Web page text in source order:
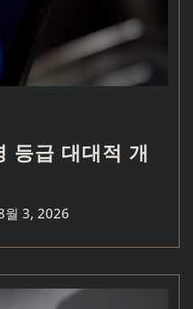
등급 대대적 개
월 3, 2026